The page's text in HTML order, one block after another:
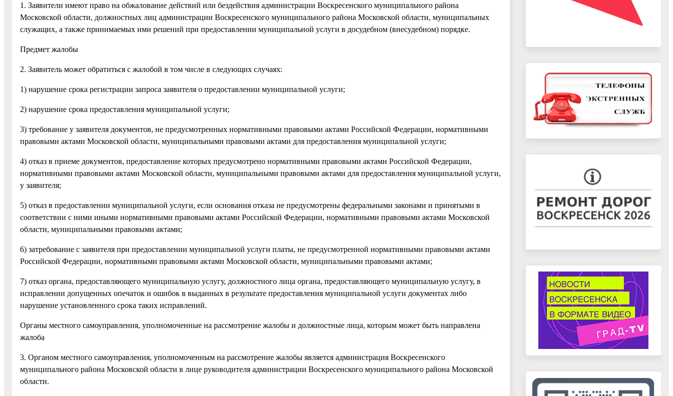
1. Заявители имеют право на обжалование действий или бездействия администрации Воскресенского муниципального района
Московской области, должностных лиц администрации Воскресенского муниципального района Московской области, муниципальных
служащих, а также принимаемых ими решений при предоставлении муниципальной услуги в досудебном (внесудебном) порядке.
Предмет жалобы
2. Заявитель может обратиться с жалобой в том числе в следующих случаях:
1) нарушение срока регистрации запроса заявителя о предоставлении муниципальной услуги;
2) нарушение срока предоставления муниципальной услуги;
3) требование у заявителя документов, не предусмотренных нормативными правовыми актами Российской Федерации, нормативными
правовыми актами Московской области, муниципальными правовыми актами для предоставления муниципальной услуги;
4) отказ в приеме документов, предоставление которых предусмотрено нормативными правовыми актами Российской Федерации,
нормативными правовыми актами Московской области, муниципальными правовыми актами для предоставления муниципальной услуги,
у заявителя;
5) отказ в предоставлении муниципальной услуги, если основания отказа не предусмотрены федеральными законами и принятыми в
соответствии с ними иными нормативными правовыми актами Российской Федерации, нормативными правовыми актами Московской
области, муниципальными правовыми актами;
6) затребование с заявителя при предоставлении муниципальной услуги платы, не предусмотренной нормативными правовыми актами
Российской Федерации, нормативными правовыми актами Московской области, муниципальными правовыми актами;
7) отказ органа, предоставляющего муниципальную услугу, должностного лица органа, предоставляющего муниципальную услугу, в
исправлении допущенных опечаток и ошибок в выданных в результате предоставления муниципальной услуги документах либо
нарушение установленного срока таких исправлений.
Органы местного самоуправления, уполномоченные на рассмотрение жалобы и должностные лица, которым может быть направлена
жалоба
3. Органом местного самоуправления, уполномоченным на рассмотрение жалобы является администрация Воскресенского
муниципального района Московской области в лице руководителя администрации Воскресенского муниципального района Московской
области.